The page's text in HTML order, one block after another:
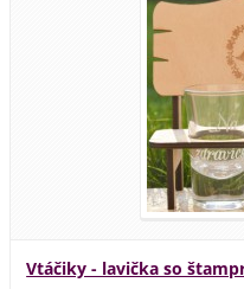
Vtáčiky - lavička so